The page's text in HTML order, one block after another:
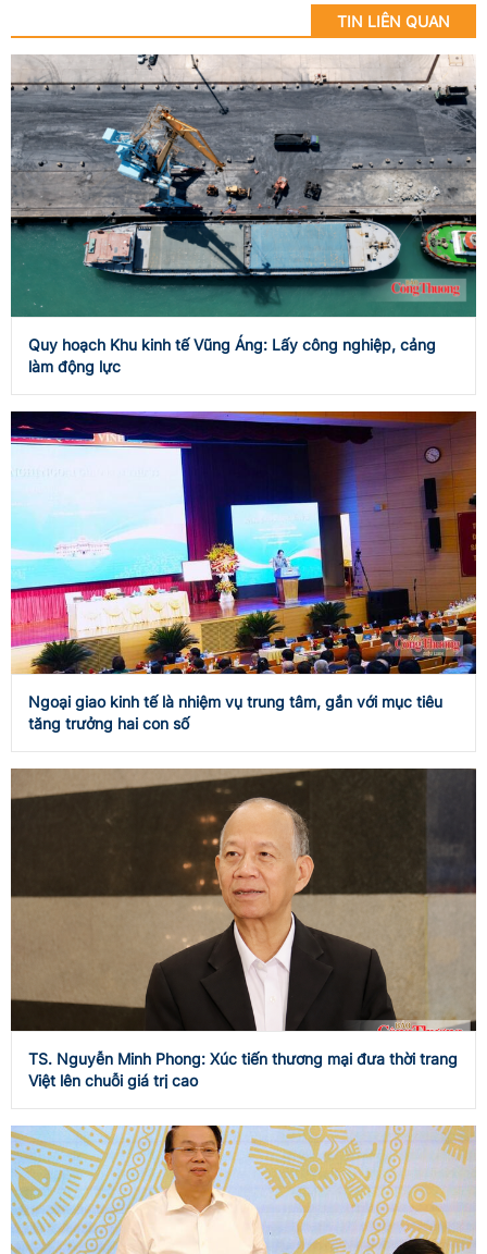
TIN LIÊN QUAN
Quy hoạch Khu kinh tế Vũng Áng: Lấy công nghiệp, cảng
làm động lực
Ngoại giao kinh tế là nhiệm vụ trung tâm, gắn với mục tiêu
tăng trưởng hai con số
TS. Nguyễn Minh Phong: Xúc tiến thương mại đưa thời trang
Việt lên chuỗi giá trị cao